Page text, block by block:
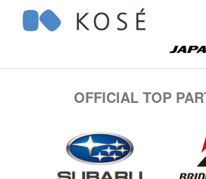
OFFICIAL TOP